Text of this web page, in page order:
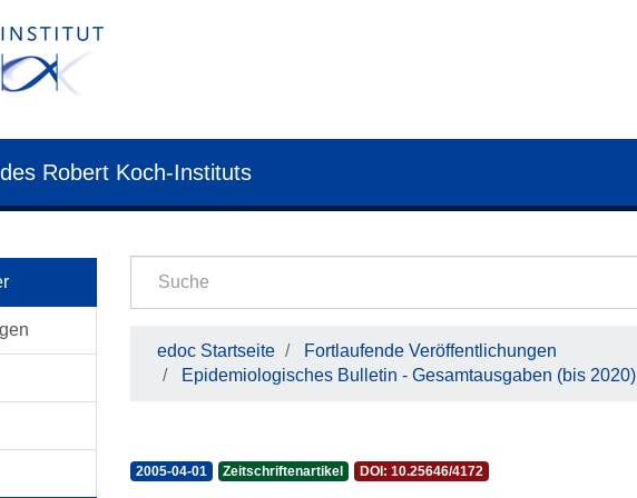
Robert Koch-Instituts
edoc Startseite
Fortlaufende Veröffentlichungen
Epidemiologisches Bulletin - Gesamtausgaben (bis 2020)
2005-04-01 Zeitschriftenartikel DOI: 10.25646/4172